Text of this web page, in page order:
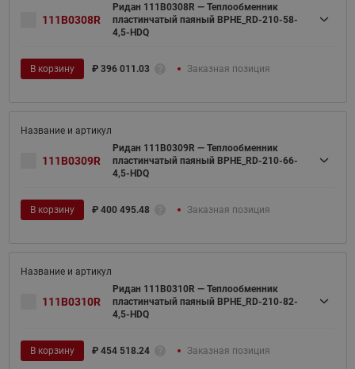
111B0308R
Ридан 111B0308R — Теплообменник
пластинчатый паяный BPHE_RD-210-58-
4,5-HDQ
В корзину ₽ 396 011.03 Заказная позиция
111B0309R
Ридан 111B0309R — Теплообменник
пластинчатый паяный BPHE_RD-210-66-
4,5-HDQ
В корзину ₽ 400 495.48 Заказная позиция
111B0310R
Ридан 111B0310R — Теплообменник
пластинчатый паяный BPHE_RD-210-82-
4,5-HDQ
В корзину ₽ 454 518.24 Заказная позиция